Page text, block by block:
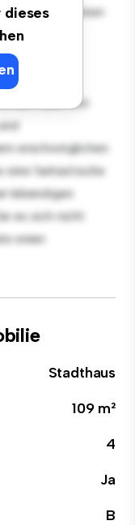
diesesbietet einen
Die gut
Platz zum
seiner
der Nähe von
erschwinglichen
eine fantastische
lebendigen
es sich nicht
einen
Stadthaus
109 m²
4
Ja
B